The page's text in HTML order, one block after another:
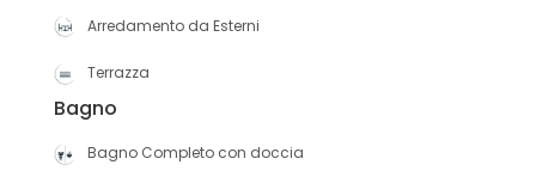
Arredamento da Esterni
Terrazza
Bagno
Bagno Completo con doccia